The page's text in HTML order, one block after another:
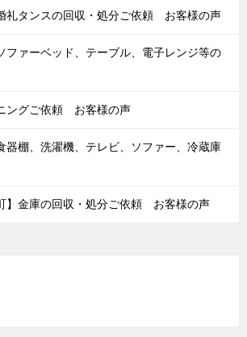
礼タンスの回収・処分ご依頼 お客様の声
ファーベッド、テーブル、電子レンジ等の
ングご依頼 お客様の声
器棚、洗濯機、テレビ、ソファー、冷蔵庫
】金庫の回収・処分ご依頼 お客様の声